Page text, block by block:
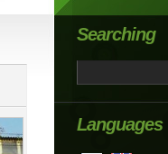
Languages
Searching